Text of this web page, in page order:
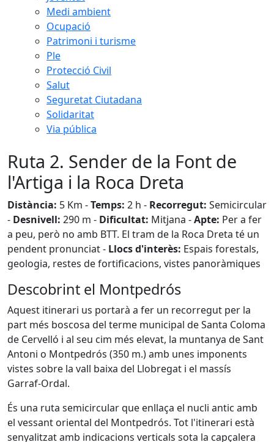
Medi ambient
Ocupació
Patrimoni i turisme
Ple
Protecció Civil
Salut
Seguretat Ciutadana
Solidaritat
Via pública
Ruta 2. Sender de la Font de
l'Artiga i la Roca Dreta
Distància: 5 Km -Temps: 2 h - Recorregut: Semicircular
- Desnivell: 290 m - Dificultat: Mitjana -Apte: Per a fer
a peu, però no amb BTT. El tram de la Roca Dreta té un
pendent pronunciat - Llocs d'interès: Espais forestals,
geologia, restes de fortificacions, vistes panoràmiques
Descobrint el Montpedrós
Aquest itinerari us portarà a fer un recorregut per la
part més boscosa del terme municipal de Santa Coloma
de Cervelló i al seu cim més elevat, la muntanya de Sant
Antoni o Montpedrós (350 m.) amb unes imponents
vistes sobre la vall baixa del Llobregat i el massís
Garraf-Ordal.
És una ruta semicircular que enllaça el nucli antic amb
el vessant oriental del Montpedrós. Tot l'itinerari està
senyalitzat amb indicacions verticals sota la capçalera